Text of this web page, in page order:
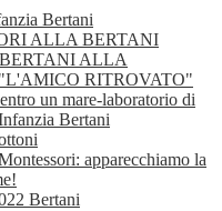
Bertani
ALLA BERTANI
ALLA
RITROVATO"
un mare-laboratorio di
Bertani
apparecchiamo la
Bertani